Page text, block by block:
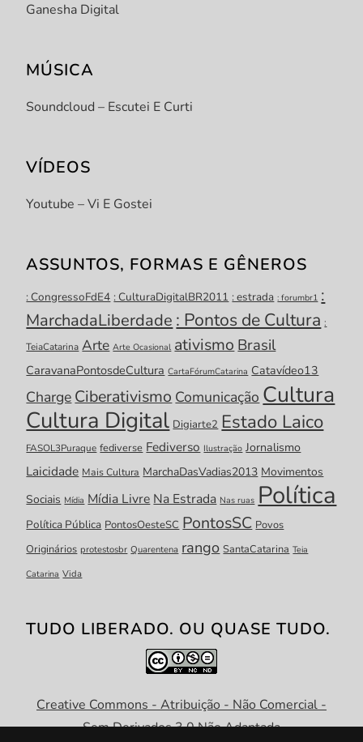
Ganesha Digital
MÚSICA
Soundcloud – Escutei E Curti
VÍDEOS
Youtube – Vi E Gostei
ASSUNTOS, FORMAS E GÊNEROS
: CongressoFdE4 : CulturaDigitalBR2011 : estrada : forumbr1 :
MarchadaLiberdade : Pontos de Cultura :
TeiaCatarina Arte Arte Ocasional ativismo Brasil
CaravanaPontosdeCultura CartaFórumCatarina Catavídeo13
Charge Ciberativismo Comunicação Cultura
Cultura Digital Digiarte2 Estado Laico
FASOL3Puraque fediverse Fediverso Ilustração Jornalismo
Laicidade Mais Cultura MarchaDasVadias2013 Movimentos
Sociais Mídia Mídia Livre Na Estrada Nas ruas Política
Política Pública PontosOesteSC PontosSC Povos
Originários protestosbr Quarentena rango SantaCatarina Teia
Catarina Vida
TUDO LIBERADO. OU QUASE TUDO.
Creative Commons - Atribuição - Não Comercial -
Sem Derivados 3.0 Não Adaptada